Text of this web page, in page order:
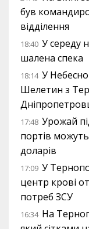
був
відділення
18:40 У середу
шалена спека
18:14 У
Шелетин з
17:48 Урожай
портів
доларів
17:09 У
центр крові
потреб ЗСУ
16:34 На